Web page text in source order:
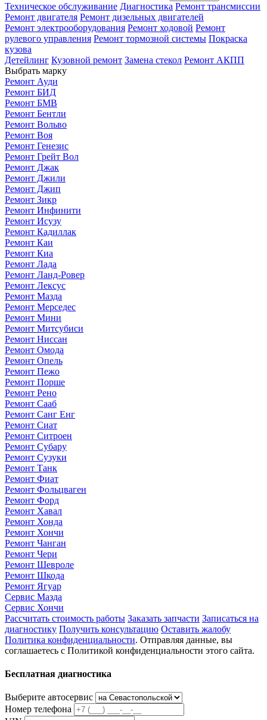
Техническое обслуживание Диагностика Ремонт трансмиссии
Ремонт двигателя Ремонт дизельных двигателей
Ремонт электрооборудования Ремонт ходовой Ремонт
рулевого управления Ремонт тормозной системы Покраска
кузова
Детейлинг Кузовной ремонт Замена стекол Ремонт АКПП
Выбрать марку
Ремонт Ауди
Ремонт БИД
Ремонт БМВ
Ремонт Бентли
Ремонт Вольво
Ремонт Воя
Ремонт Генезис
Ремонт Грейт Вол
Ремонт Джак
Ремонт Джили
Ремонт Джип
Ремонт Зикр
Ремонт Инфинити
Ремонт Исузу
Ремонт Кадиллак
Ремонт Каи
Ремонт Киа
Ремонт Лада
Ремонт Ланд-Ровер
Ремонт Лексус
Ремонт Мазда
Ремонт Мерседес
Ремонт Мини
Ремонт Митсубиси
Ремонт Ниссан
Ремонт Омода
Ремонт Опель
Ремонт Пежо
Ремонт Порше
Ремонт Рено
Ремонт Сааб
Ремонт Санг Енг
Ремонт Сиат
Ремонт Ситроен
Ремонт Субару
Ремонт Сузуки
Ремонт Танк
Ремонт Фиат
Ремонт Фольцваген
Ремонт Форд
Ремонт Хавал
Ремонт Хонда
Ремонт Хончи
Ремонт Чанган
Ремонт Чери
Ремонт Шевроле
Ремонт Шкода
Ремонт Ягуар
Сервис Мазда
Сервис Хончи
Рассчитать стоимость работы Заказать запчасти Записаться на
диагностику Получить консультацию Оставить жалобу
Политика конфиденциальности. Отправляя данные, вы
соглашаетесь с Политикой конфиденциальности этого сайта.
Бесплатная диагностика
Выберите автосервис
Номер телефона